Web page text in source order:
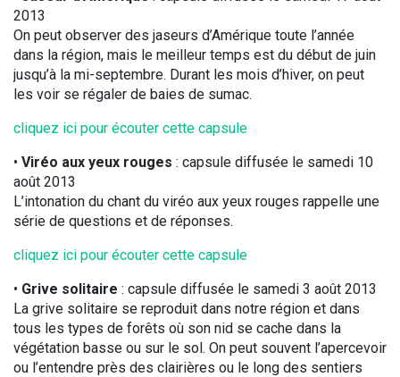
2013
On peut observer des jaseurs d’Amérique toute l’année
dans la région, mais le meilleur temps est du début de juin
jusqu’à la mi-septembre. Durant les mois d’hiver, on peut
les voir se régaler de baies de sumac.
cliquez ici pour écouter cette capsule
• Viréo aux yeux rouges : capsule diffusée le samedi 10
août 2013
L’intonation du chant du viréo aux yeux rouges rappelle une
série de questions et de réponses.
cliquez ici pour écouter cette capsule
• Grive solitaire : capsule diffusée le samedi 3 août 2013
La grive solitaire se reproduit dans notre région et dans
tous les types de forêts où son nid se cache dans la
végétation basse ou sur le sol. On peut souvent l’apercevoir
ou l’entendre près des clairières ou le long des sentiers